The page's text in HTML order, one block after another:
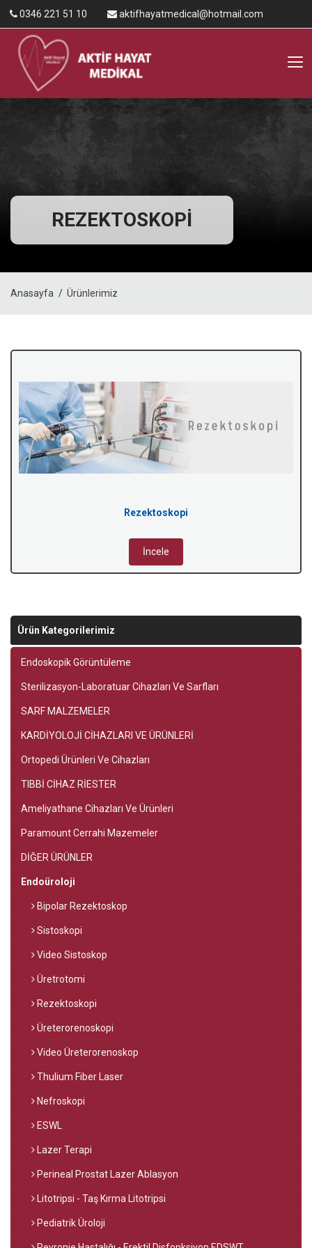
0346 221 51 10 aktifhayatmedical@hotmail.com
REZEKTOSKOPI
Anasayfa Ürünlerimiz
Rezektoskopi
İncele
Ürün Kategorilerimiz
Endoskopik Görüntüleme
Sterilizasyon-Laboratuar Cihazları Ve Sarfları
SARF MALZEMELER
KARDİYOLOJİ CİHAZLARI VE ÜRÜNLERİ
Ortopedi Ürünleri Ve Cihazları
TIBBİ CİHAZ RİESTER
Ameliyathane Cihazları Ve Ürünleri
Paramount Cerrahi Mazemeler
DİĞER ÜRÜNLER
Endoüroloji
Bipolar Rezektoskop
Sistoskopi
Video Sistoskop
Üretrotomi
Rezektoskopi
Üreterorenoskopi
Video Üreterorenoskop
Thulium Fiber Laser
Nefroskopi
ESWL
Lazer Terapi
Perineal Prostat Lazer Ablasyon
Litotripsi - Taş Kırma Litotripsi
Pediatrik Üroloji